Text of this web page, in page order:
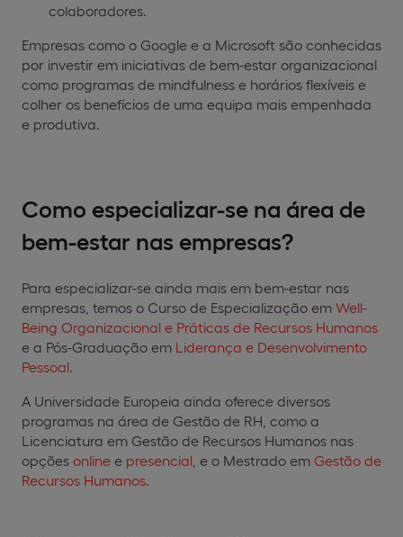
colaboradores.
Empresas como o Google e a Microsoft são conhecidas
por investir em iniciativas de bem-estar organizacional
como programas de mindfulness e horários flexíveis e
colher os benefícios de uma equipa mais empenhada
e produtiva.
Como especializar-se na área de
bem-estar nas empresas?
Para especializar-se ainda mais em bem-estar nas
empresas, temos o Curso de Especialização em Well-
Being Organizacional e Práticas de Recursos Humanos
e a Pós-Graduação em Liderança e Desenvolvimento
Pessoal
A Universidade Europeia ainda oferece diversos
programas na área de Gestão de RH, como a
Licenciatura em Gestão de Recursos Humanos nas
opções online e presencial , e o Mestrado em Gestão de
Recursos Humanos